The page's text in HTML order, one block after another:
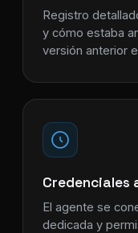
Registro
y cómo estaba
versión anterior
Credenciales
El agente se
dedicada y